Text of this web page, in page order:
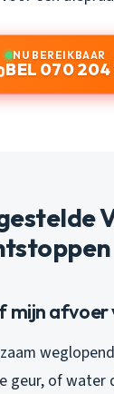
NU BEREIKBAAR
BEL 070 204
mijn afvoer
geur, of